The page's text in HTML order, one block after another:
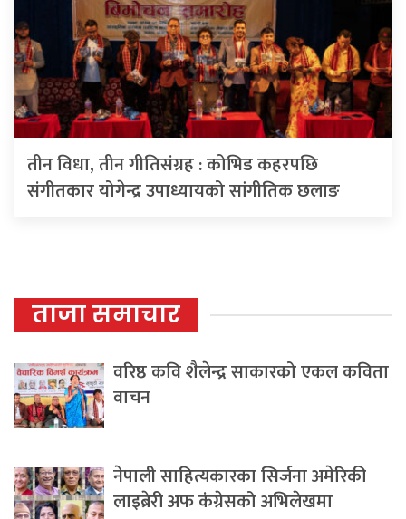
तीन विधा, तीन गीतिसंग्रह : कोभिड कहरपछि
संगीतकार योगेन्द्र उपाध्यायको सांगीतिक छलाङ
ताजा समाचार
वरिष्ठ कवि शैलेन्द्र साकारको एकल कविता
वाचन
नेपाली साहित्यकारका सिर्जना अमेरिकी
लाइब्रेरी अफ कंग्रेसको अभिलेखमा